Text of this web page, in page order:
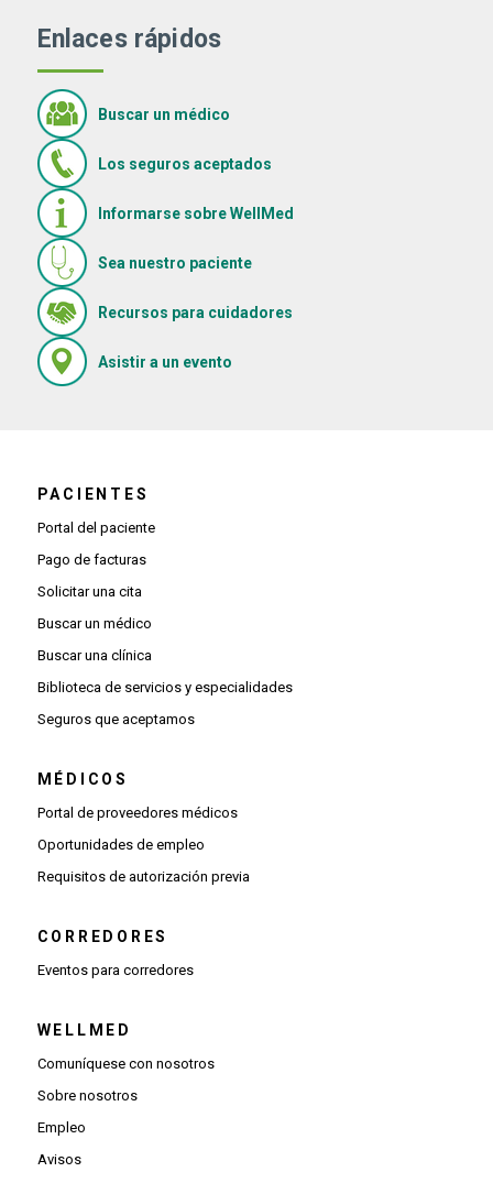
Enlaces rápidos
Buscar un médico
Los seguros aceptados
Informarse sobre WellMed
Sea nuestro paciente
Recursos para cuidadores(Se abre en una ventana
Asistir a un evento(Se abre en una ventana nueva)
PACIENTES
Portal del paciente
Pago de facturas
Solicitar una cita
Buscar un médico
Buscar una clínica
Biblioteca de servicios y especialidades
Seguros que aceptamos
MÉDICOS
Portal de proveedores médicos(Se abre una ventana nueva)
Oportunidades de empleo(Se abre una ventana nueva)
Requisitos de autorización previa(Se abre una ventana nueva)
CORREDORES
Eventos para corredores
WELLMED
Comuníquese con nosotros
Sobre nosotros
Empleo
Avisos